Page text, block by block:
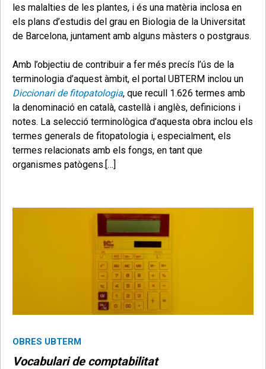
les malalties de les plantes, i és una matèria inclosa en
els plans d’estudis del grau en Biologia de la Universitat
de Barcelona, juntament amb alguns màsters o postgraus.
Amb l’objectiu de contribuir a fer més precís l’ús de la
terminologia d’aquest àmbit, el portal UBTERM inclou un
Diccionari de fitopatologia, que recull 1.626 termes amb
la denominació en català, castellà i anglès, definicions i
notes. La selecció terminològica d’aquesta obra inclou els
termes generals de fitopatologia i, especialment, els
termes relacionats amb els fongs, en tant que
organismes patògens.[…]
OBRES UBTERM
Vocabulari de comptabilitat